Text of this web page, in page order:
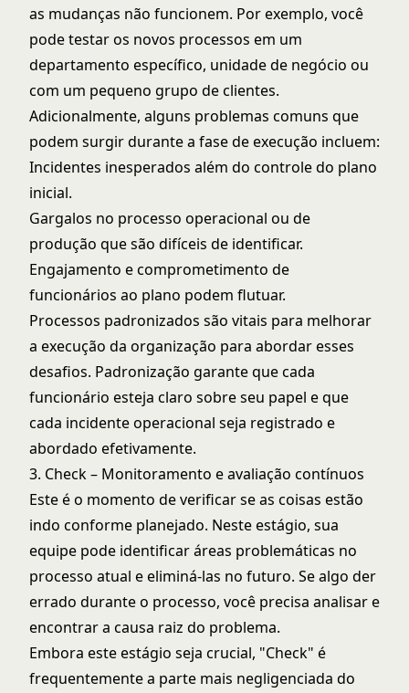
as mudanças não funcionem. Por exemplo, você
pode testar os novos processos em um
departamento específico, unidade de negócio ou
com um pequeno grupo de clientes.
Adicionalmente, alguns problemas comuns que
podem surgir durante a fase de execução incluem:
Incidentes inesperados além do controle do plano
inicial.
Gargalos no processo operacional ou de
produção que são difíceis de identificar.
Engajamento e comprometimento de
funcionários ao plano podem flutuar.
Processos padronizados são vitais para melhorar
a execução da organização para abordar esses
desafios. Padronização garante que cada
funcionário esteja claro sobre seu papel e que
cada incidente operacional seja registrado e
abordado efetivamente.
3. Check – Monitoramento e avaliação contínuos
Este é o momento de verificar se as coisas estão
indo conforme planejado. Neste estágio, sua
equipe pode identificar áreas problemáticas no
processo atual e eliminá-las no futuro. Se algo der
errado durante o processo, você precisa analisar e
encontrar a causa raiz do problema.
Embora este estágio seja crucial, "Check" é
frequentemente a parte mais negligenciada do